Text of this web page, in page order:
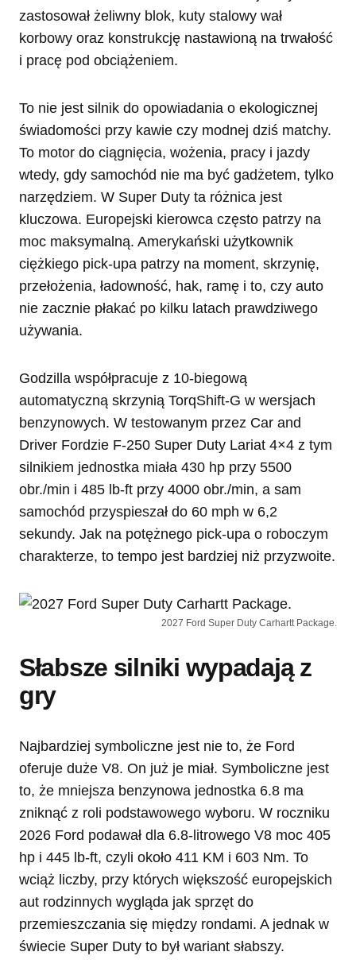
zastosował żeliwny blok, kuty stalowy wał
korbowy oraz konstrukcję nastawioną na trwałość
i pracę pod obciążeniem.
To nie jest silnik do opowiadania o ekologicznej
świadomości przy kawie czy modnej dziś matchy.
To motor do ciągnięcia, wożenia, pracy i jazdy
wtedy, gdy samochód nie ma być gadżetem, tylko
narzędziem. W Super Duty ta różnica jest
kluczowa. Europejski kierowca często patrzy na
moc maksymalną. Amerykański użytkownik
ciężkiego pick-upa patrzy na moment, skrzynię,
przełożenia, ładowność, hak, ramę i to, czy auto
nie zacznie płakać po kilku latach prawdziwego
używania.
Godzilla współpracuje z 10-biegową
automatyczną skrzynią TorqShift-G w wersjach
benzynowych. W testowanym przez Car and
Driver Fordzie F-250 Super Duty Lariat 4×4 z tym
silnikiem jednostka miała 430 hp przy 5500
obr./min i 485 lb-ft przy 4000 obr./min, a sam
samochód przyspieszał do 60 mph w 6,2
sekundy. Jak na potężnego pick-upa o roboczym
charakterze, to tempo jest bardziej niż przyzwoite.
2027 Ford Super Duty Carhartt Package.
Słabsze silniki wypadają z
gry
Najbardziej symboliczne jest nie to, że Ford
oferuje duże V8. On już je miał. Symboliczne jest
to, że mniejsza benzynowa jednostka 6.8 ma
zniknąć z roli podstawowego wyboru. W roczniku
2026 Ford podawał dla 6.8-litrowego V8 moc 405
hp i 445 lb-ft, czyli około 411 KM i 603 Nm. To
wciąż liczby, przy których większość europejskich
aut rodzinnych wygląda jak sprzęt do
przemieszczania się między rondami. A jednak w
świecie Super Duty to był wariant słabszy.